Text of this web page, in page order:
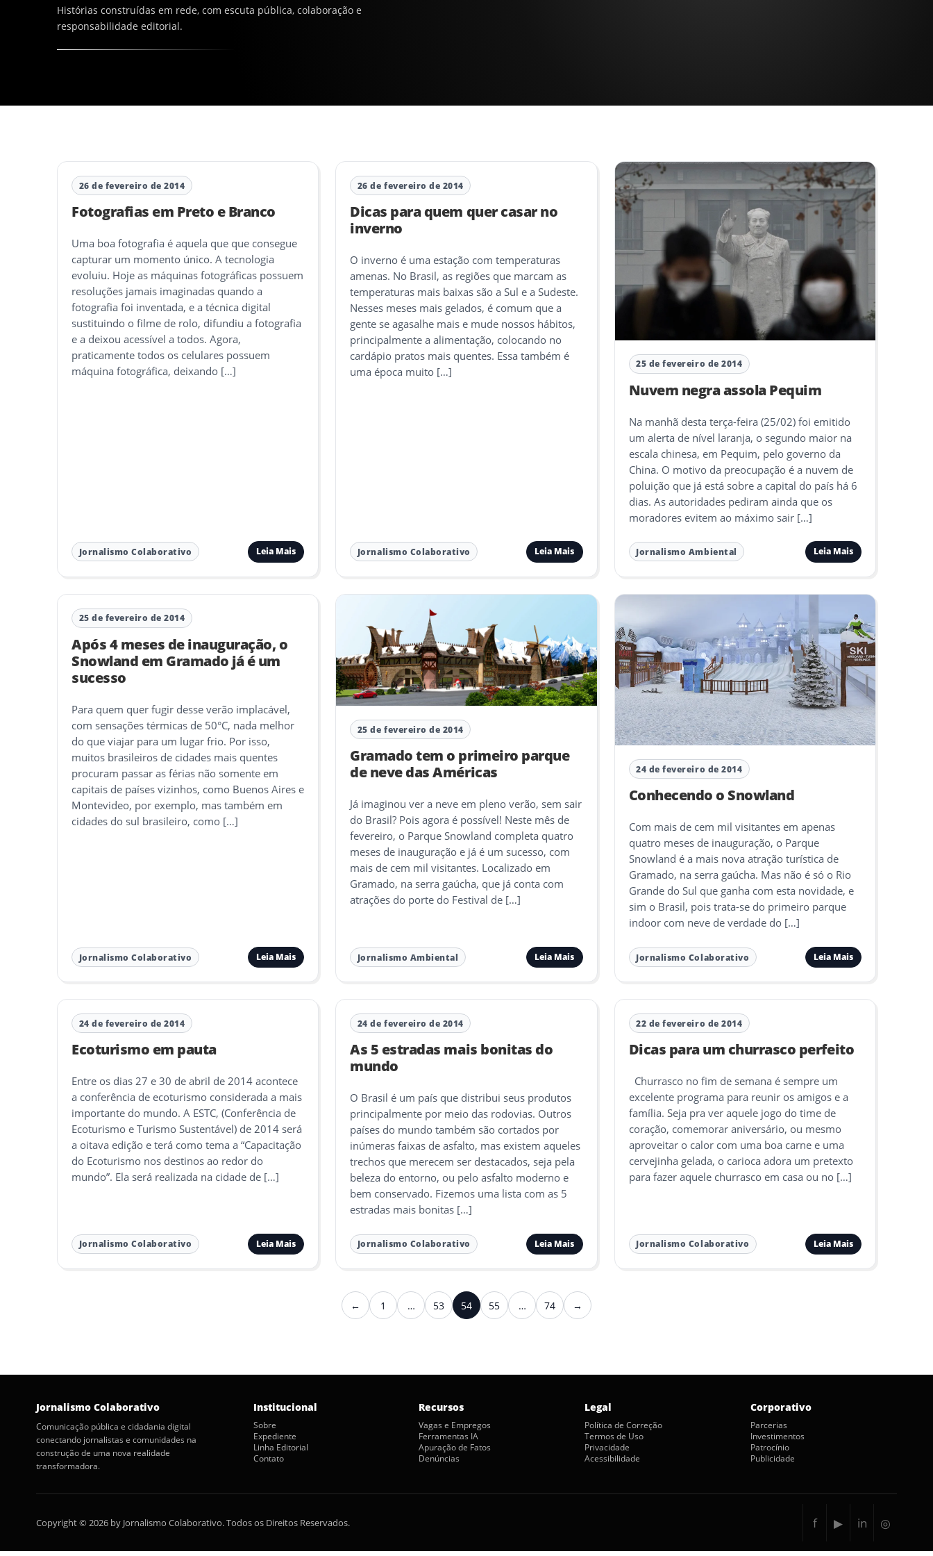
Histórias construídas em rede, com escuta pública, colaboração e
responsabilidade editorial.
26 de fevereiro de 2014
Fotografias em Preto e Branco
Uma boa fotografia é aquela que que consegue
capturar um momento único. A tecnologia
evoluiu. Hoje as máquinas fotográficas possuem
resoluções jamais imaginadas quando a
fotografia foi inventada, e a técnica digital
sustituindo o filme de rolo, difundiu a fotografia
e a deixou acessível a todos. Agora,
praticamente todos os celulares possuem
máquina fotográfica, deixando […]
Jornalismo Colaborativo Leia Mais
26 de fevereiro de 2014
Dicas para quem quer casar no
inverno
O inverno é uma estação com temperaturas
amenas. No Brasil, as regiões que marcam as
temperaturas mais baixas são a Sul e a Sudeste.
Nesses meses mais gelados, é comum que a
gente se agasalhe mais e mude nossos hábitos,
principalmente a alimentação, colocando no
cardápio pratos mais quentes. Essa também é
uma época muito […]
Jornalismo Colaborativo Leia Mais
25 de fevereiro de 2014
Nuvem negra assola Pequim
Na manhã desta terça-feira (25/02) foi emitido
um alerta de nível laranja, o segundo maior na
escala chinesa, em Pequim, pelo governo da
China. O motivo da preocupação é a nuvem de
poluição que já está sobre a capital do país há 6
dias. As autoridades pediram ainda que os
moradores evitem ao máximo sair […]
Jornalismo Ambiental Leia Mais
25 de fevereiro de 2014
Após 4 meses de inauguração, o
Snowland em Gramado já é um
sucesso
Para quem quer fugir desse verão implacável,
com sensações térmicas de 50°C, nada melhor
do que viajar para um lugar frio. Por isso,
muitos brasileiros de cidades mais quentes
procuram passar as férias não somente em
capitais de países vizinhos, como Buenos Aires e
Montevideo, por exemplo, mas também em
cidades do sul brasileiro, como […]
Jornalismo Colaborativo Leia Mais
25 de fevereiro de 2014
Gramado tem o primeiro parque
de neve das Américas
Já imaginou ver a neve em pleno verão, sem sair
do Brasil? Pois agora é possível! Neste mês de
fevereiro, o Parque Snowland completa quatro
meses de inauguração e já é um sucesso, com
mais de cem mil visitantes. Localizado em
Gramado, na serra gaúcha, que já conta com
atrações do porte do Festival de […]
Jornalismo Ambiental Leia Mais
24 de fevereiro de 2014
Conhecendo o Snowland
Com mais de cem mil visitantes em apenas
quatro meses de inauguração, o Parque
Snowland é a mais nova atração turística de
Gramado, na serra gaúcha. Mas não é só o Rio
Grande do Sul que ganha com esta novidade, e
sim o Brasil, pois trata-se do primeiro parque
indoor com neve de verdade do […]
Jornalismo Colaborativo Leia Mais
24 de fevereiro de 2014
Ecoturismo em pauta
Entre os dias 27 e 30 de abril de 2014 acontece
a conferência de ecoturismo considerada a mais
importante do mundo. A ESTC, (Conferência de
Ecoturismo e Turismo Sustentável) de 2014 será
a oitava edição e terá como tema a “Capacitação
do Ecoturismo nos destinos ao redor do
mundo”. Ela será realizada na cidade de […]
Jornalismo Colaborativo Leia Mais
24 de fevereiro de 2014
As 5 estradas mais bonitas do
mundo
O Brasil é um país que distribui seus produtos
principalmente por meio das rodovias. Outros
países do mundo também são cortados por
inúmeras faixas de asfalto, mas existem aqueles
trechos que merecem ser destacados, seja pela
beleza do entorno, ou pelo asfalto moderno e
bem conservado. Fizemos uma lista com as 5
estradas mais bonitas […]
Jornalismo Colaborativo Leia Mais
22 de fevereiro de 2014
Dicas para um churrasco perfeito
Churrasco no fim de semana é sempre um
excelente programa para reunir os amigos e a
família. Seja pra ver aquele jogo do time de
coração, comemorar aniversário, ou mesmo
aproveitar o calor com uma boa carne e uma
cervejinha gelada, o carioca adora um pretexto
para fazer aquele churrasco em casa ou no […]
Jornalismo Colaborativo Leia Mais
←Anterior
1 … 53 54 55 … 74 →Próximo
Jornalismo Colaborativo
Comunicação pública e cidadania digital
conectando jornalistas e comunidades na
construção de uma nova realidade
transformadora.
Institucional
Sobre
Expediente
Linha Editorial
Contato
Recursos
Vagas e Empregos
Ferramentas IA
Apuração de Fatos
Denúncias
Legal
Política de Correção
Termos de Uso
Privacidade
Acessibilidade
Corporativo
Parcerias
Investimentos
Patrocínio
Publicidade
Copyright © 2026 by Jornalismo Colaborativo. Todos os Direitos Reservados. f ▶ in ◎